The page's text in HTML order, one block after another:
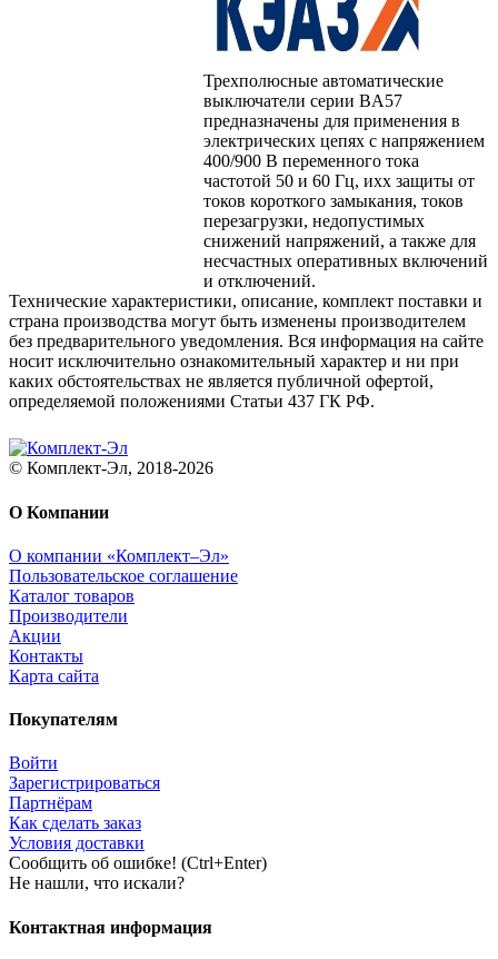
Трехполюсные автоматические
выключатели серии BA57
предназначены для применения в
электрических цепях с напряжением
400/900 В переменного тока
частотой 50 и 60 Гц, ихх защиты от
токов короткого замыкания, токов
перезагрузки, недопустимых
снижений напряжений, а также для
несчастных оперативных включений
и отключений.
Технические характеристики, описание, комплект поставки и
страна производства могут быть изменены производителем
без предварительного уведомления. Вся информация на сайте
носит исключительно ознакомительный характер и ни при
каких обстоятельствах не является публичной офертой,
определяемой положениями Статьи 437 ГК РФ.
© Комплект-Эл, 2018-2026
О Компании
О компании «Комплект–Эл»
Пользовательское соглашение
Каталог товаров
Производители
Акции
Контакты
Карта сайта
Покупателям
Войти
Зарегистрироваться
Партнёрам
Как сделать заказ
Условия доставки
Сообщить об ошибке! (Ctrl+Enter)
Не нашли, что искали?
Контактная информация